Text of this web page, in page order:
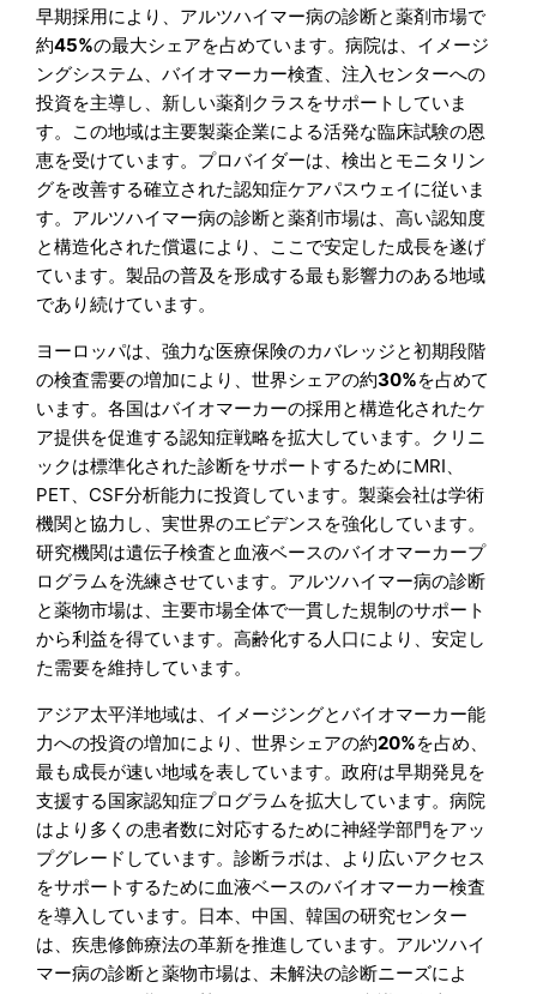
早期採用により、アルツハイマー病の診断と薬剤市場で
約45%の最大シェアを占めています。病院は、イメージ
ングシステム、バイオマーカー検査、注入センターへの
投資を主導し、新しい薬剤クラスをサポートしていま
す。この地域は主要製薬企業による活発な臨床試験の恩
恵を受けています。プロバイダーは、検出とモニタリン
グを改善する確立された認知症ケアパスウェイに従いま
す。アルツハイマー病の診断と薬剤市場は、高い認知度
と構造化された償還により、ここで安定した成長を遂げ
ています。製品の普及を形成する最も影響力のある地域
であり続けています。
ヨーロッパは、強力な医療保険のカバレッジと初期段階
の検査需要の増加により、世界シェアの約30%を占めて
います。各国はバイオマーカーの採用と構造化されたケ
ア提供を促進する認知症戦略を拡大しています。クリニ
ックは標準化された診断をサポートするためにMRI、
PET、CSF分析能力に投資しています。製薬会社は学術
機関と協力し、実世界のエビデンスを強化しています。
研究機関は遺伝子検査と血液ベースのバイオマーカープ
ログラムを洗練させています。アルツハイマー病の診断
と薬物市場は、主要市場全体で一貫した規制のサポート
から利益を得ています。高齢化する人口により、安定し
た需要を維持しています。
アジア太平洋地域は、イメージングとバイオマーカー能
力への投資の増加により、世界シェアの約20%を占め、
最も成長が速い地域を表しています。政府は早期発見を
支援する国家認知症プログラムを拡大しています。病院
はより多くの患者数に対応するために神経学部門をアッ
プグレードしています。診断ラボは、より広いアクセス
をサポートするために血液ベースのバイオマーカー検査
を導入しています。日本、中国、韓国の研究センター
は、疾患修飾療法の革新を推進しています。アルツハイ
マー病の診断と薬物市場は、未解決の診断ニーズによ